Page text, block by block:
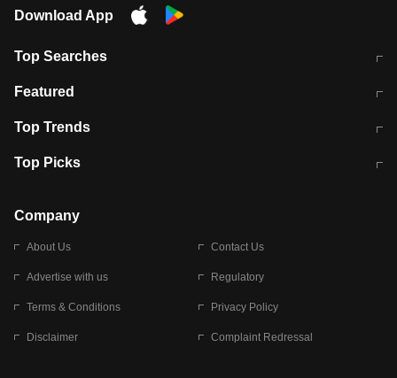
Download App
Top Searches
मुंबई में लगे 'जेन जी' के पोस्टर, लिखा- 'मैं
Featured
10 अगस्त को विधानसभा का घेराव करेंगे
Top Trends
RBI का नया नियम: अब बैंकों को अपनी सभी
Top Picks
बारिश की चेतावनी
Company
About Us Contact Us
Advertise with us Regulatory
Terms & Conditions Privacy Policy
Disclaimer Complaint Redressal